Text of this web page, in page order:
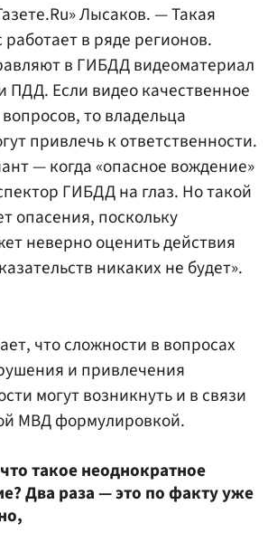
Лысаков. — Такая
работает в ряде регионов.
в ГИБДД видеоматериал
ПДД. Если видео качественное
то владельца
привлечь к ответственности.
— когда «опасное вождение»
ГИБДД на глаз. Но такой
опасения, поскольку
неверно оценить действия
никаких не будет».
что сложности в вопросах
и привлечения
могут возникнуть и в связи
МВД формулировкой.
такое неоднократное
Два раза — это по факту уже